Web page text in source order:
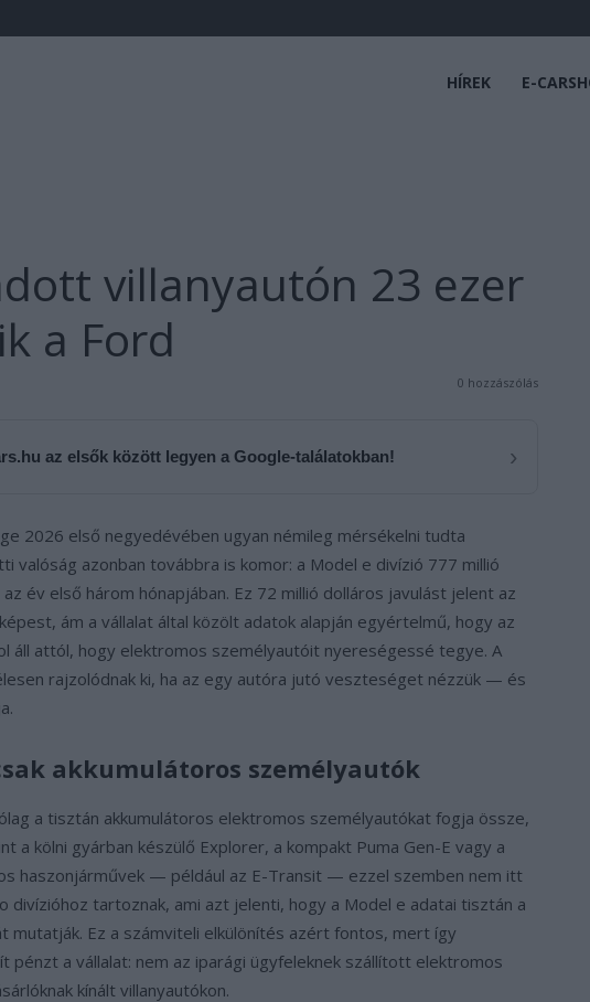
HÍREK E-
villanyautón 23 ezer
a Ford
0 hozzászólás
az elsők között legyen a Google-találatokban! ›
2026 első negyedévében ugyan némileg mérsékelni tudta
valóság azonban továbbra is komor: a Model e divízió 777 millió
év első három hónapjában. Ez 72 millió dolláros javulást jelent az
ám a vállalat által közölt adatok alapján egyértelmű, hogy az
áll attól, hogy elektromos személyautóit nyereségessé tegye. A
rajzolódnak ki, ha az egy autóra jutó veszteséget nézzük — és
akkumulátoros személyautók
a tisztán akkumulátoros elektromos személyautókat fogja össze,
a kölni gyárban készülő Explorer, a kompakt Puma Gen-E vagy a
haszonjárművek — például az E-Transit — ezzel szemben nem itt
divízióhoz tartoznak, ami azt jelenti, hogy a Model e adatai tisztán a
mutatják. Ez a számviteli elkülönítés azért fontos, mert így
pénzt a vállalat: nem az iparági ügyfeleknek szállított elektromos
kínált villanyautókon.